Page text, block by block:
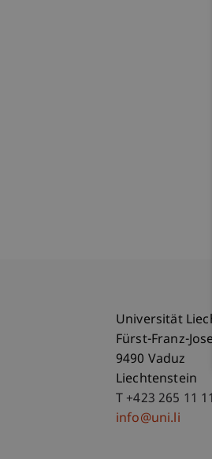
Universität
Fürst-Franz-
9490 Vaduz
Liechtenstein
T +423 265 11 11
info@uni.li